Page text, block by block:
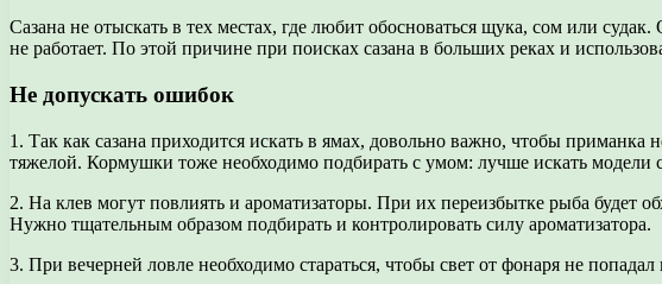
Сазана не отыскать в тех местах, где любит обосноваться щука, сом или
не работает. По этой причине при поисках сазана в больших реках и
Не допускать ошибок
1. Так как сазана приходится искать в ямах, довольно важно, чтобы приманка
тяжелой. Кормушки тоже необходимо подбирать с умом: лучше искать
2. На клев могут повлиять и ароматизаторы. При их переизбытке рыба будет
Нужно тщательным образом подбирать и контролировать силу ароматизатора.
3. При вечерней ловле необходимо стараться, чтобы свет от фонаря не